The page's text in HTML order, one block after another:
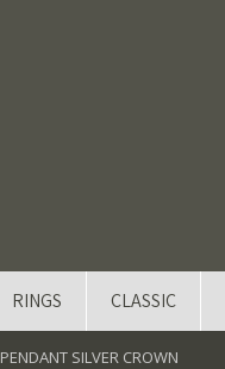
RINGS CLASSIC
PENDANT SILVER CROWN